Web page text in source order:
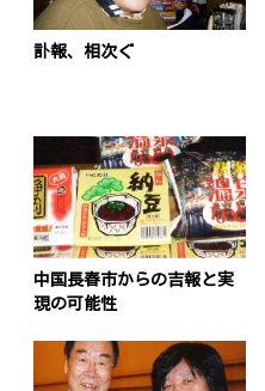
訃報、相次ぐ
中国長春市からの吉報と実
現の可能性